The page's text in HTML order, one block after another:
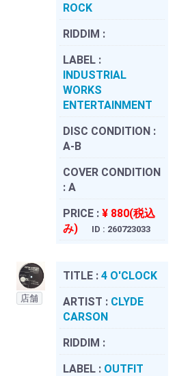
ROCK
RIDDIM :
LABEL :
INDUSTRIAL
WORKS
ENTERTAINMENT
DISC CONDITION :
A-B
COVER CONDITION
: A
PRICE : ¥ 880(税込
み)
ID : 260723033
店舗
TITLE : 4 O'CLOCK
ARTIST : CLYDE
CARSON
RIDDIM :
LABEL : OUTFIT